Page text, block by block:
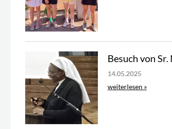
Besuch von
14.05.2025
weiterlesen »